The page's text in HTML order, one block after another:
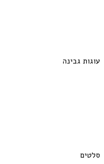
עוגות גבינה
סלטים